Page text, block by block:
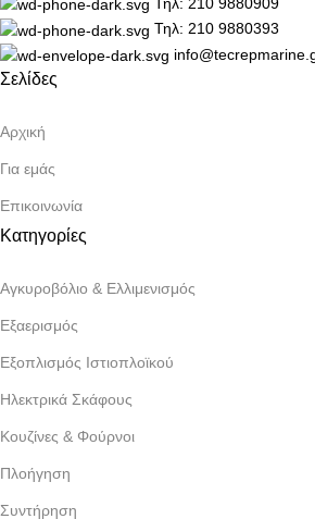
Τηλ: 210 9880393
Σελίδες
Αρχική
Για εμάς
Επικοινωνία
Κατηγορίες
Αγκυροβόλιο & Ελλιμενισμός
Εξαερισμός
Εξοπλισμός Ιστιοπλοϊκού
Ηλεκτρικά Σκάφους
Κουζίνες & Φούρνοι
Πλοήγηση
Συντήρηση